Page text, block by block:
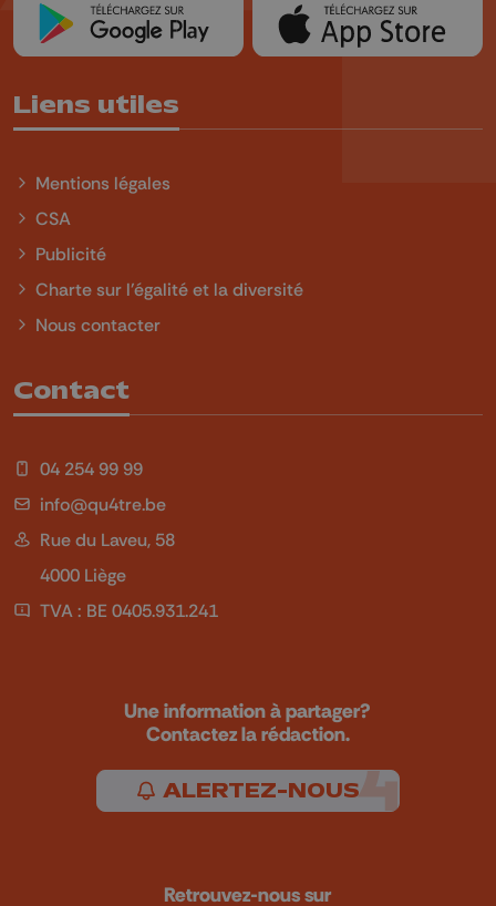
Liens utiles
Mentions légales
CSA
Publicité
Charte sur l'égalité et la diversité
Nous contacter
Contact
04 254 99 99
info@qu4tre.be
Rue du Laveu, 58
4000 Liège
TVA : BE 0405.931.241
Une information à partager?
Contactez la rédaction.
ALERTEZ-NOUS
Retrouvez-nous sur